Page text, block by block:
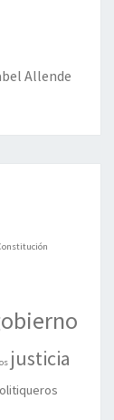
Allende
justicia